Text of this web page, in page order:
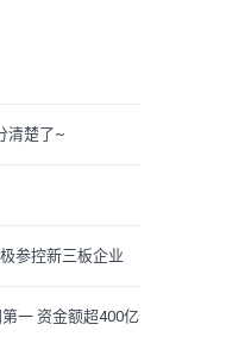
清楚了~
参控新三板企业
一 资金额超400亿元